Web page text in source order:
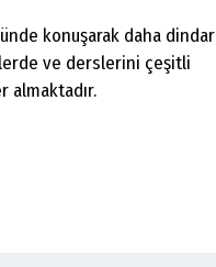
konuşarak daha dindar
ve derslerini çeşitli
almaktadır.